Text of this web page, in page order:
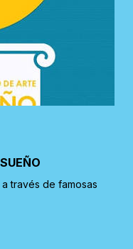
través de famosas